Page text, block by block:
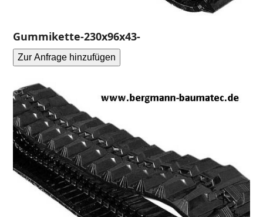
Gummikette-230x96x43-
Zur Anfrage hinzufügen